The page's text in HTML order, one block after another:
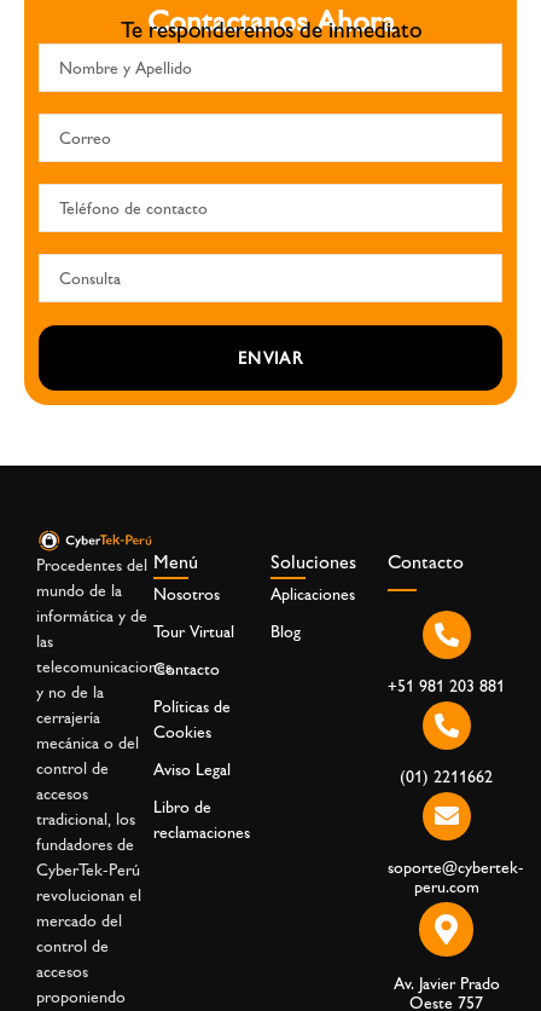
Contactanos Ahora
Te responderemos de inmediato
ENVIAR
Procedentes del
mundo de la
informática y de
las
telecomunicaciones,
y no de la
cerrajería
mecánica o del
control de
accesos
tradicional, los
fundadores de
CyberTek-Perú
revolucionan el
mercado del
control de
accesos
proponiendo
Menú
Nosotros
Tour Virtual
Contacto
Políticas de
Cookies
Aviso Legal
Libro de
reclamaciones
Soluciones
Aplicaciones
Blog
Contacto
+51 981 203 881
(01) 2211662
soporte@cybertek-
peru.com
Av. Javier Prado
Oeste 757